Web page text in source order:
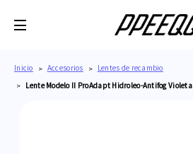
Inicio Accesorios
Lentes de recambio
Lente Modelo II ProAdapt Hidroleo-Antifog Violeta